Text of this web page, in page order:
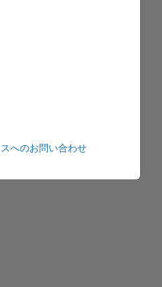
へのお問い合わせ